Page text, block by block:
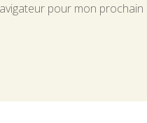
pour mon